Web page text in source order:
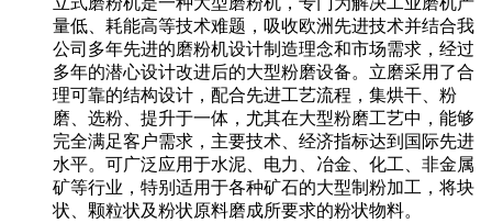
量低、耗能高等技术难题，吸收欧洲先进技术并结合我
公司多年先进的磨粉机设计制造理念和市场需求，经过
多年的潜心设计改进后的大型粉磨设备。立磨采用了合
理可靠的结构设计，配合先进工艺流程，集烘干、粉
磨、选粉、提升于一体，尤其在大型粉磨工艺中，能够
完全满足客户需求，主要技术、经济指标达到国际先进
水平。可广泛应用于水泥、电力、冶金、化工、非金属
矿等行业，特别适用于各种矿石的大型制粉加工，将块
状、颗粒状及粉状原料磨成所要求的粉状物料。